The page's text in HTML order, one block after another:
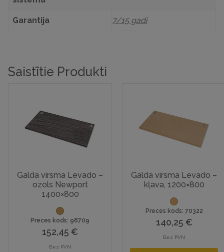
Garantija 7/15 gadi
Saistītie Produkti
Galda virsma Levado –
ozols Newport
1400×800
Preces kods: 98709
152,45 €
Bez PVN
Galda virsma Levado –
kļava, 1200×800
Preces kods: 70322
140,25 €
Bez PVN